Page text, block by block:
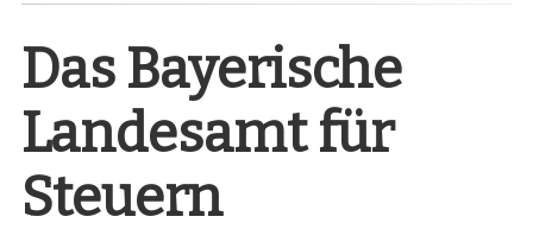
Das Bayerische
Landesamt für
Steuern